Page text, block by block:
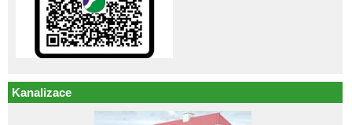
Kanalizace